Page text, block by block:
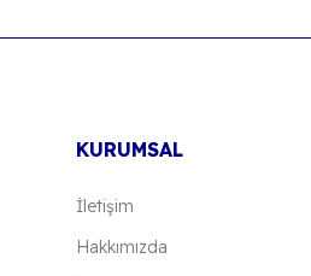
KURUMSAL
İletişim
Hakkımızda